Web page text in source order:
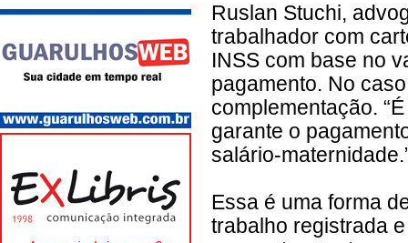
Ruslan Stuchi,
trabalhador com
INSS com base no
pagamento. No
complementação.
garante o
salário-
Essa é uma forma
trabalho registrada